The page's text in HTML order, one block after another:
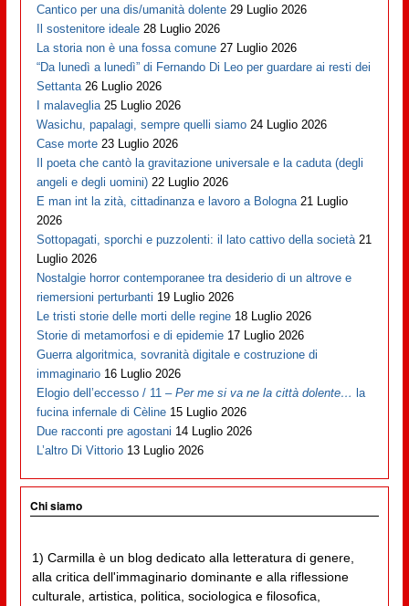
Cantico per una dis/umanità dolente 29 Luglio 2026
Il sostenitore ideale 28 Luglio 2026
La storia non è una fossa comune 27 Luglio 2026
“Da lunedì a lunedì” di Fernando Di Leo per guardare ai resti dei
Settanta 26 Luglio 2026
I malaveglia 25 Luglio 2026
Wasichu, papalagi, sempre quelli siamo 24 Luglio 2026
Case morte 23 Luglio 2026
Il poeta che cantò la gravitazione universale e la caduta (degli
angeli e degli uomini) 22 Luglio 2026
E man int la zità, cittadinanza e lavoro a Bologna 21 Luglio
2026
Sottopagati, sporchi e puzzolenti: il lato cattivo della società 21
Luglio 2026
Nostalgie horror contemporanee tra desiderio di un altrove e
riemersioni perturbanti 19 Luglio 2026
Le tristi storie delle morti delle regine 18 Luglio 2026
Storie di metamorfosi e di epidemie 17 Luglio 2026
Guerra algoritmica, sovranità digitale e costruzione di
immaginario 16 Luglio 2026
Elogio dell’eccesso / 11 –Per me si va ne la città dolente… la
fucina infernale di Cèline 15 Luglio 2026
Due racconti pre agostani 14 Luglio 2026
L’altro Di Vittorio 13 Luglio 2026
Chi siamo
1) Carmilla è un blog dedicato alla letteratura di genere,
alla critica dell'immaginario dominante e alla riflessione
culturale, artistica, politica, sociologica e filosofica,